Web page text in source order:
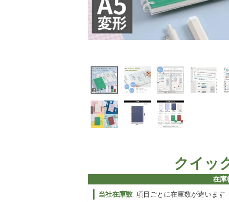
クイッ
在庫
当社在庫数 項目ごとに在庫数が違います